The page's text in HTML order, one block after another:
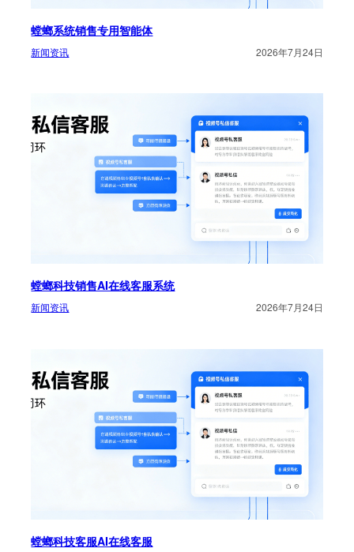
螳螂系统销售专用智能体
新闻资讯 2026年7月24日
螳螂科技销售AI在线客服系统
新闻资讯 2026年7月24日
螳螂科技客服AI在线客服